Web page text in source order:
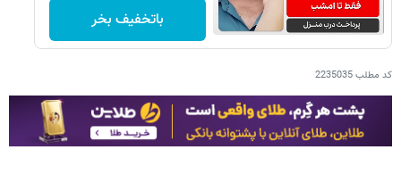
باتخفیف بخر
کد مطلب2235035